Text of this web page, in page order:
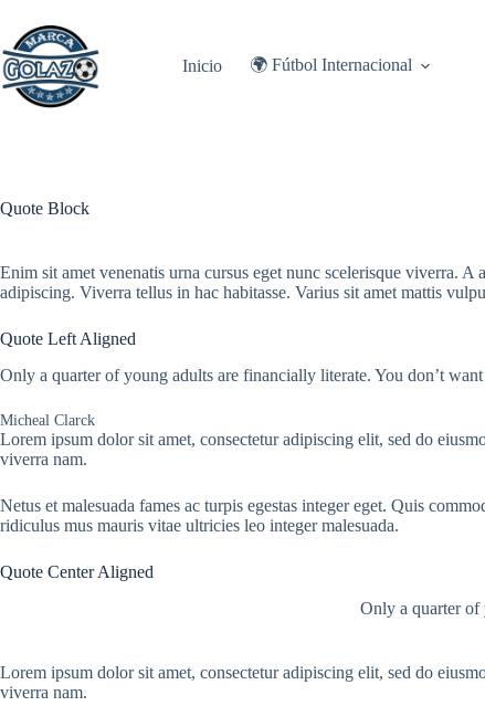
contenido
Inicio
🌍 Fútbol Internacional
Quote Block
Enim sit amet venenatis urna cursus eget nunc scelerisque viverra.
adipiscing. Viverra tellus in hac habitasse. Varius sit amet mattis
Quote Left Aligned
Only a quarter of young adults are financially literate. You don’t
Micheal Clarck
Lorem ipsum dolor sit amet, consectetur adipiscing elit, sed do
viverra nam.
Netus et malesuada fames ac turpis egestas integer eget. Quis
ridiculus mus mauris vitae ultricies leo integer malesuada.
Quote Center Aligned
Only a quarter of
Lorem ipsum dolor sit amet, consectetur adipiscing elit, sed do
viverra nam.